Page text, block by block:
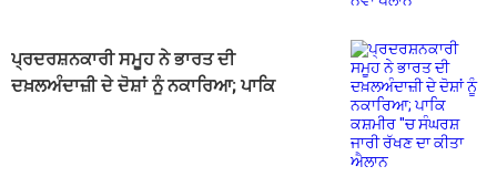
ਪ੍ਰਦਰਸ਼ਨਕਾਰੀ ਸਮੂਹ ਨੇ ਭਾਰਤ ਦੀ
ਦਖ਼ਲਅੰਦਾਜ਼ੀ ਦੇ ਦੋਸ਼ਾਂ ਨੂੰ ਨਕਾਰਿਆ; ਪਾਕਿ